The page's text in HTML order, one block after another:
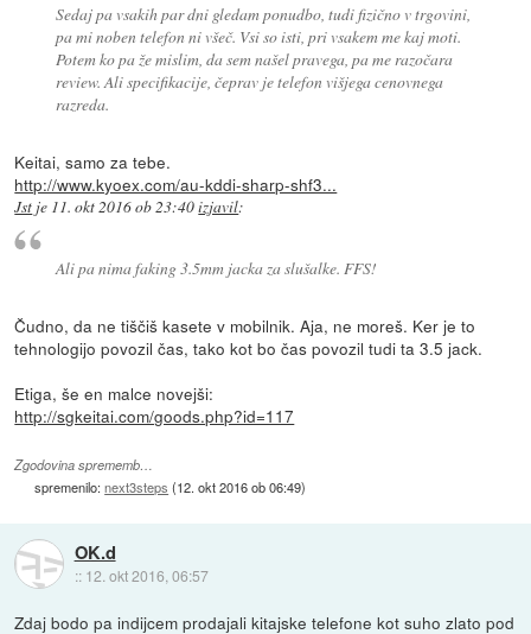
Sedaj pa vsakih par dni gledam ponudbo, tudi fizično v trgovini,
pa mi noben telefon ni všeč. Vsi so isti, pri vsakem me kaj moti.
Potem ko pa že mislim, da sem našel pravega, pa me razočara
review. Ali specifikacije, čeprav je telefon višjega cenovnega
razreda.
Keitai, samo za tebe.
http://www.kyoex.com/au-kddi-sharp-shf3...
Jst je 11. okt 2016 ob 23:40izjavil:
Ali pa nima faking 3.5mm jacka za slušalke. FFS!
Čudno, da ne tiščiš kasete v mobilnik. Aja, ne moreš. Ker je to
tehnologijo povozil čas, tako kot bo čas povozil tudi ta 3.5 jack.
Etiga, še en malce novejši:
http://sgkeitai.com/goods.php?id=117
Zgodovina sprememb…
spremenilo:next3steps (12. okt 2016 ob 06:49)
OK.d
:: 12. okt 2016, 06:57
Zdaj bodo pa indijcem prodajali kitajske telefone kot suho zlato pod